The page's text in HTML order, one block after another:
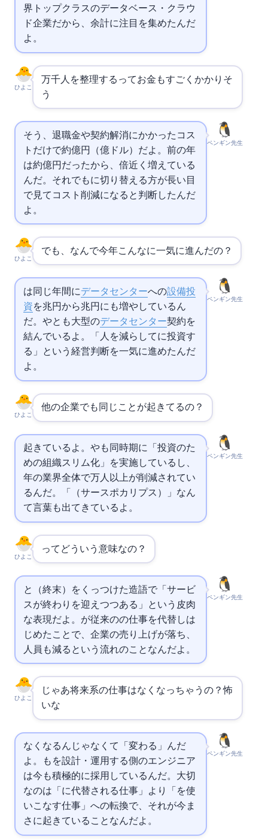
界トップクラスのデータベース・クラウ
ド企業だから、余計に注目を集めたんだ
よ。
ひよこ
2万1千人を整理するってお金もすごくかかりそ
う…
ペンギン先生
そう、退職金や契約解消にかかったコス
トだけで約2,760億円（18.4億ドル）だよ。前の年
は約560億円だったから、5倍近く増えている
んだ。それでもAIに切り替える方が長い目
で見てコスト削減になると判断したんだ
よ。
ひよこ
でも、なんで今年こんなに一気に進んだの？
ペンギン先生
は同じ1年間にAIデータセンターへの設備投
資を2.1兆円から5.6兆円に162%も増やしているん
だ。 やMetaとも大型のデータセンター契約を
結んでいるよ。「人を減らしてAIに投資す
る」という経営判断を一気に進めたんだ
よ。
ひよこ
他のIT企業でも同じことが起きてるの？
ペンギン先生
起きているよ。 やMetaも同時期に「AI投資のた
めの組織スリム化」を実施しているし、2026
年のIT業界全体で19万人以上が削減されてい
るんだ。「SaaSpocarypse（サースポカリプス）」なん
て言葉も出てきているよ。
ひよこ
SaaSpocarypseってどういう意味なの？
ペンギン先生
とApocalypse（終末）をくっつけた造語で「 サービ
スが終わりを迎えつつある」という皮肉
な表現だよ。AIが従来のの仕事を代替しは
じめたことで、 企業の売り上げが落ち、
人員も減るという流れのことなんだよ。
ひよこ
じゃあ将来IT系の仕事はなくなっちゃうの？怖
いな…
ペンギン先生
なくなるんじゃなくて「変わる」んだ
よ。
もAIを設計・運用する側のエンジニア
は今も積極的に採用しているんだ。大切
なのは「AIに代替される仕事」より「AIを使
いこなす仕事」への転換で、それが今ま
さに起きていることなんだよ。